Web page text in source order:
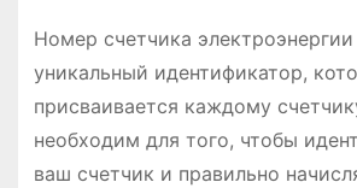
Номер счетчика электроэнергии
уникальный идентификатор,
присваивается каждому
необходим для того, чтобы
ваш счетчик и правильно